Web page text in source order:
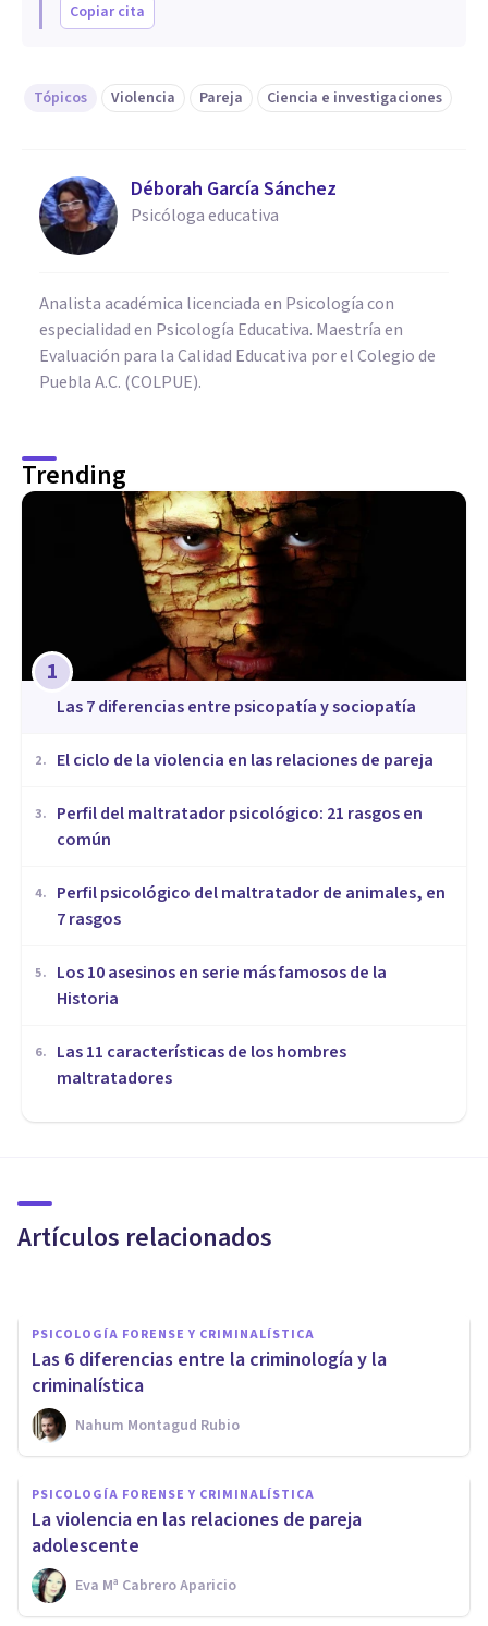
Copiar cita
Tópicos Violencia Pareja Ciencia e investigaciones
Déborah García Sánchez
Psicóloga educativa
Analista académica licenciada en Psicología con
especialidad en Psicología Educativa. Maestría en
Evaluación para la Calidad Educativa por el Colegio de
Puebla A.C. (COLPUE).
Trending
1
Las 7 diferencias entre psicopatía y sociopatía
2. ​El ciclo de la violencia en las relaciones de pareja
3.
​Perfil del maltratador psicológico: 21 rasgos en
común
4.
​Perfil psicológico del maltratador de animales, en
7 rasgos
5.
Los 10 asesinos en serie más famosos de la
Historia
6.
Las 11 características de los hombres
maltratadores
Artículos relacionados
maltrato psíquico
PSICOLOGÍA FORENSE Y CRIMINALÍSTICA
Las 6 diferencias entre la criminología y la
criminalística
Nahum Montagud Rubio
PSICOLOGÍA FORENSE Y CRIMINALÍSTICA
La violencia en las relaciones de pareja
adolescente
Eva Mª Cabrero Aparicio
Los 5 asesinos criminales más
conocidos de España
​julia Uliaque Moll